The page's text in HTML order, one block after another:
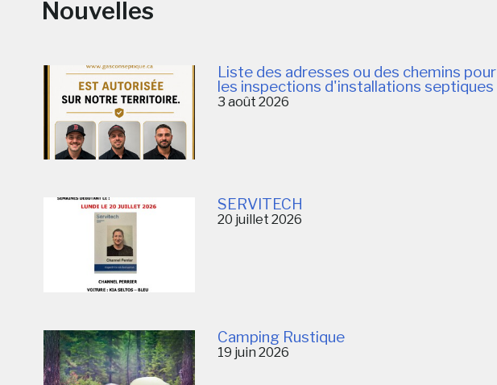
Nouvelles
Liste des adresses ou des chemins pour
les inspections d'installations septiques
3 août 2026
SERVITECH
20 juillet 2026
Camping Rustique
19 juin 2026